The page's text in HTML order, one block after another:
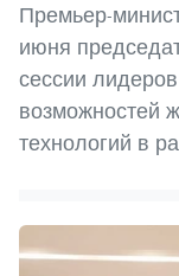
Премьер-
июня
сессии
возможностей
технологий в